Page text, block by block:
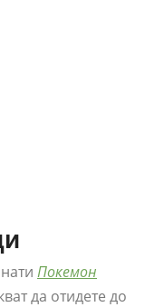
Покемон
да отидете до